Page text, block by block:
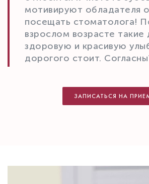
мотивируют обладателя
посещать стоматолога!
взрослом возрасте
здоровую и красивую
дорогого стоит.
ЗАПИСАТЬСЯ НА